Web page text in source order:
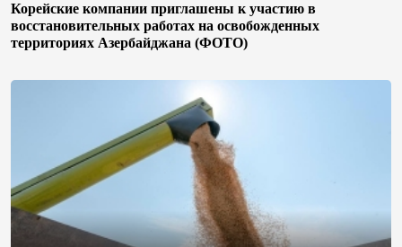
Корейские компании приглашены к участию в
восстановительных работах на освобожденных
территориях Азербайджана (ФОТО)